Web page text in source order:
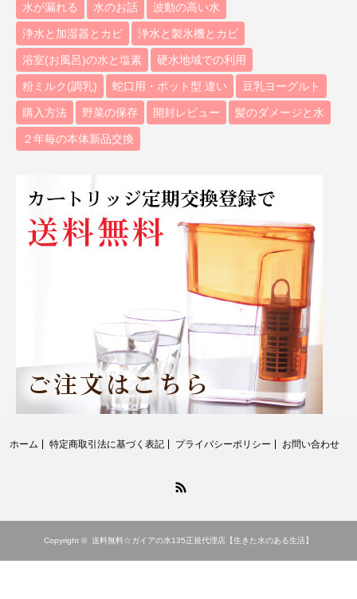
水が漏れる 水のお話 波動の高い水
浄水と加湿器とカビ 浄水と製氷機とカビ
浴室(お風呂)の水と塩素 硬水地域での利用
粉ミルク(調乳) 蛇口用・ポット型 違い 豆乳ヨーグルト
購入方法 野菜の保存 開封レビュー 髪のダメージと水
２年毎の本体新品交換
ホーム 特定商取引法に基づく表記 プライバシーポリシー お問い合わせ
Copyright © 送料無料☆ガイアの水135正規代理店【生きた水のある生活】